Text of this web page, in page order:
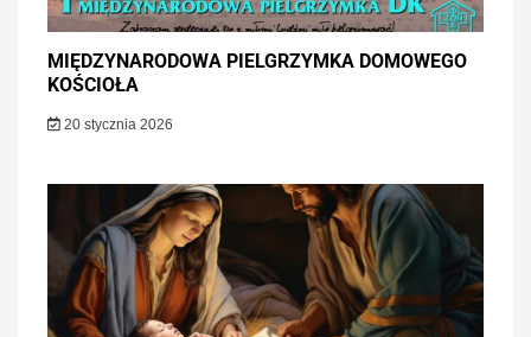
MIĘDZYNARODOWA PIELGRZYMKA DOMOWEGO
KOŚCIOŁA
20 stycznia 2026